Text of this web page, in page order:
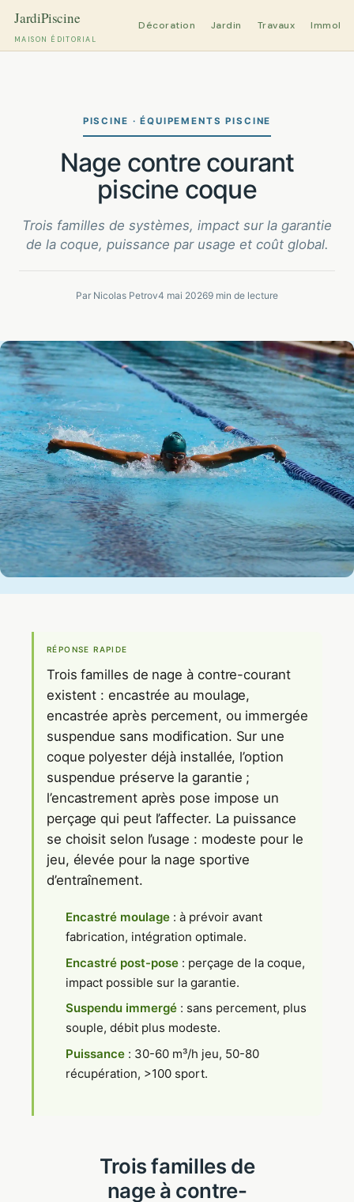
MAISON ÉDITORIAL
Décoration Jardin Travaux
PISCINE · ÉQUIPEMENTS PISCINE
nage contre courant
piscine coque
Trois familles de systèmes, impact sur la garantie
de la coque, puissance par usage et coût global.
Par Nicolas Petrov4 mai 20269 min de lecture
RÉPONSE RAPIDE
Trois familles de nage à contre-courant
existent : encastrée au moulage,
encastrée après percement, ou immergée
suspendue sans modification. Sur une
coque polyester déjà installée, l’option
suspendue préserve la garantie ;
l’encastrement après pose impose un
perçage qui peut l’affecter. La puissance
se choisit selon l’usage : modeste pour le
jeu, élevée pour la nage sportive
d’entraînement.
Encastré moulage : à prévoir avant
fabrication, intégration optimale.
Encastré post-pose : perçage de la coque,
impact possible sur la garantie.
Suspendu immergé : sans percement, plus
souple, débit plus modeste.
Puissance : 30-60 m³/h jeu, 50-80
récupération, >100 sport.
Trois familles de
nage à contre-